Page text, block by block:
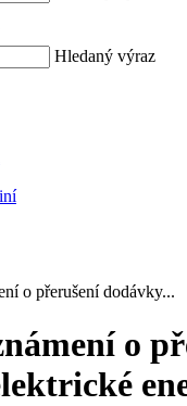
Hledaný výraz
o přerušení dodávky...
o